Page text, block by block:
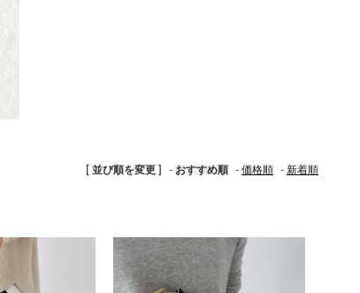
[ 並び順を変更 ] - おすすめ順 - 価格順 - 新着順